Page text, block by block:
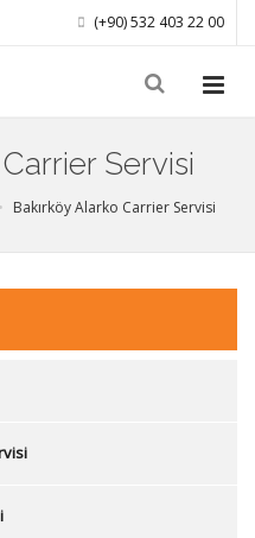
(+90) 532 403 22 00
Servisi
Bakırköy Alarko Carrier Servisi